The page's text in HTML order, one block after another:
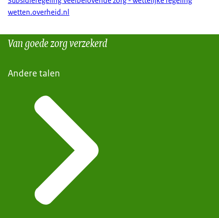
wetten.overheid.nl
Van goede zorg verzekerd
Andere talen